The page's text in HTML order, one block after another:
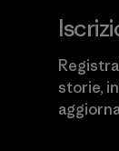
storie,